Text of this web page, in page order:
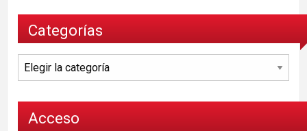
Categorías
Categorías
Acceso